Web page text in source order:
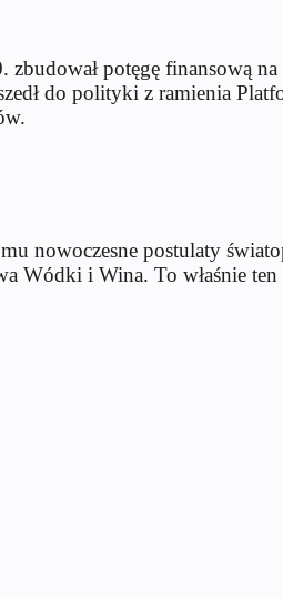
zbudował potęgę
do polityki z ramienia
nowoczesne postulaty
Wódki i Wina. To właśnie